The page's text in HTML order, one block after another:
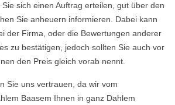
sich einen Auftrag erteilen, gut über den
Sie anheuern informieren. Dabei kann
der Firma, oder die Bewertungen anderer
zu bestätigen, jedoch sollten Sie auch vor
den Preis gleich vorab nennt.
Sie uns vertrauen, da wir vom
Baasem Ihnen in ganz Dahlem